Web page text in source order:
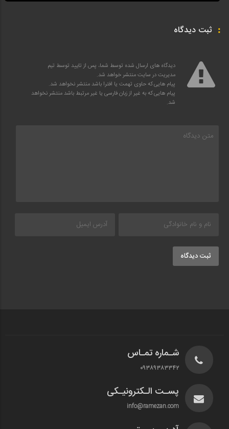
ثبت دیدگاه
دیدگاه های ارسال شده توسط شما، پس از تایید توسط تیم
مدیریت در سایت منتشر خواهد شد.
پیام هایی که حاوی تهمت یا افترا باشد منتشر نخواهد شد.
پیام هایی که به غیر از زبان فارسی یا غیر مرتبط باشد منتشر نخواهد
شد.
ثبت دیدگاه
شـماره تمـاس
۰۹۳۸۹۳۸۳۳۴۲
پسـت الـکترونیـکی
info@ramezan.com